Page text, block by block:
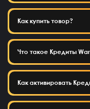
Как купить товор?
Что такое Кредиты
Как активировать